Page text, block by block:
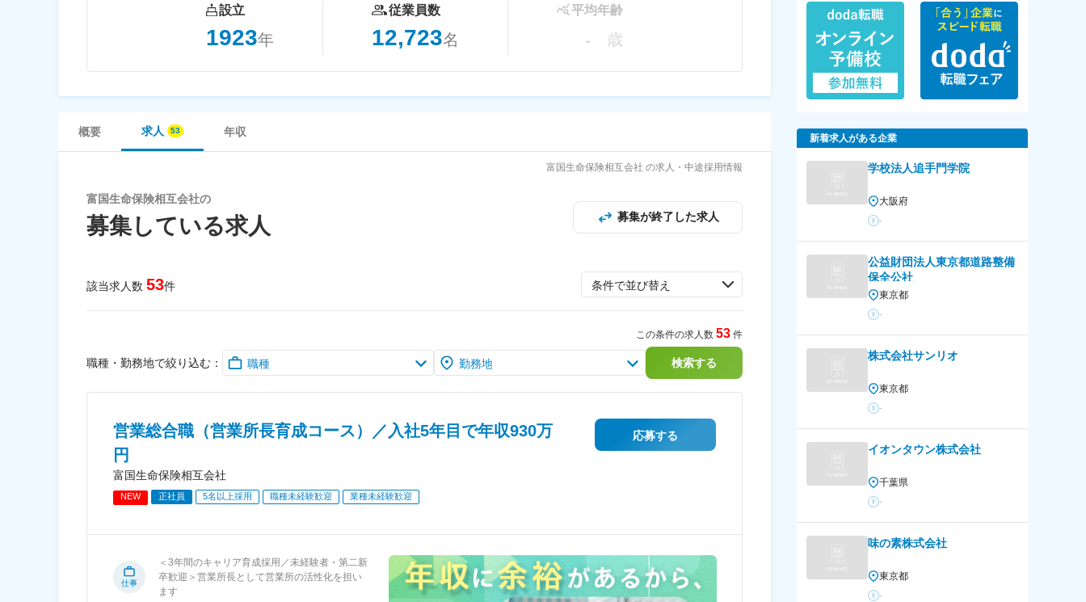
設立
1923年
従業員数
12,723名
平均年齢
- 歳
概要 求人 年収
富国生命保険相互会社 の求人・中途採用情報
富国生命保険相互会社の
募集している求人 募集が終了した求人
該当求人数 53件 条件で並び替え
この条件の求人数 53 件
職種・勤務地で絞り込む： 職種 勤務地 検索する
営業総合職（営業所長育成コース）／入社5年目で年収930万
円
富国生命保険相互会社
応募する
NEW 正社員 5名以上採用 職種未経験歓迎 業種未経験歓迎
仕事
＜3年間のキャリア育成採用／未経験者・第二新
卒歓迎＞営業所長として営業所の活性化を担い
ます
新着求人がある企業
学校法人追手門学院
大阪府
-
公益財団法人東京都道路整備
保全公社
東京都
-
株式会社サンリオ
東京都
-
イオンタウン株式会社
千葉県
-
味の素株式会社
東京都
-